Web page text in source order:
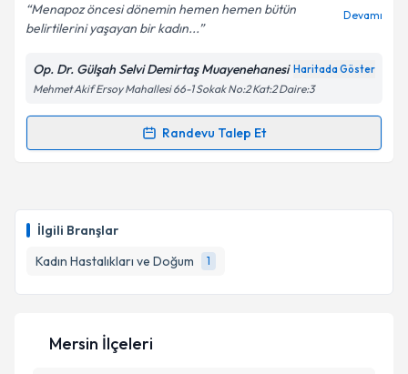
İlgili Branşlar
Kadın Hastalıkları ve Doğum
1
Menapoz öncesi dönemin hemen hemen bütün
belirtilerini yaşayan bir kadın...
Devamı
Op. Dr. Gülşah Selvi Demirtaş Muayenehanesi Haritada Göster
Mehmet Akif Ersoy Mahallesi 66-1 Sokak No:2 Kat:2 Daire:3
Randevu Talep Et
Randevu Takvimi Talebi
için bir takvim hazırlandığında e-posta ile
bilgilendireceğiz.
E-posta Adresiniz
Mersin İlçeleri